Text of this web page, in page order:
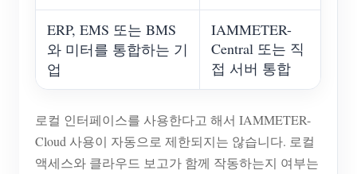
ERP, EMS 또는 BMS
와 미터를 통합하는 기
업
IAMMETER-
Central 또는 직
접 서버 통합
로컬 인터페이스를 사용한다고 해서 IAMMETER-
Cloud 사용이 자동으로 제한되지는 않습니다. 로컬
액세스와 클라우드 보고가 함께 작동하는지 여부는